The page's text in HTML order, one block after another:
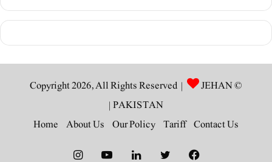
© Copyright 2026, All Rights Reserved |
JEHAN
PAKISTAN
|
Contact Us
Tariff
Our Policy
About Us
Home
Facebook
Twitter
LinkedIn
YouTube
Instagram